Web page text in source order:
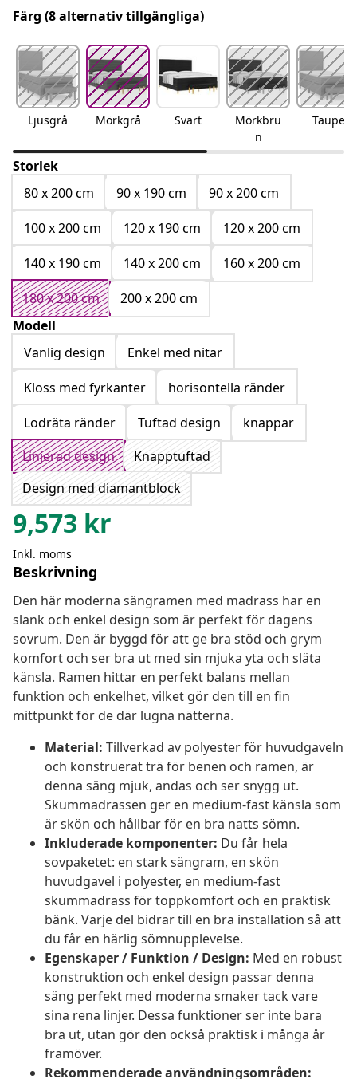
Färg (8 alternativ tillgängliga)
Ljusgrå Mörkgrå Svart
Mörkbru
n
Taupe
Storlek
80 x 200 cm
90 x 190 cm
90 x 200 cm
100 x 200 cm
120 x 190 cm
120 x 200 cm
140 x 190 cm
140 x 200 cm
160 x 200 cm
180 x 200 cm
200 x 200 cm
Modell
Vanlig design
Enkel med nitar
Kloss med fyrkanter
horisontella ränder
Lodräta ränder
Tuftad design
knappar
Linjerad design
Knapptuftad
Design med diamantblock
9,573 kr
Inkl. moms
Beskrivning
Den här moderna sängramen med madrass har en
slank och enkel design som är perfekt för dagens
sovrum. Den är byggd för att ge bra stöd och grym
komfort och ser bra ut med sin mjuka yta och släta
känsla. Ramen hittar en perfekt balans mellan
funktion och enkelhet, vilket gör den till en fin
mittpunkt för de där lugna nätterna.
Material: Tillverkad av polyester för huvudgaveln
och konstruerat trä för benen och ramen, är
denna säng mjuk, andas och ser snygg ut.
Skummadrassen ger en medium-fast känsla som
är skön och hållbar för en bra natts sömn.
Inkluderade komponenter: Du får hela
sovpaketet: en stark sängram, en skön
huvudgavel i polyester, en medium-fast
skummadrass för toppkomfort och en praktisk
bänk. Varje del bidrar till en bra installation så att
du får en härlig sömnupplevelse.
Egenskaper / Funktion / Design: Med en robust
konstruktion och enkel design passar denna
säng perfekt med moderna smaker tack vare
sina rena linjer. Dessa funktioner ser inte bara
bra ut, utan gör den också praktisk i många år
framöver.
Rekommenderade användningsområden: